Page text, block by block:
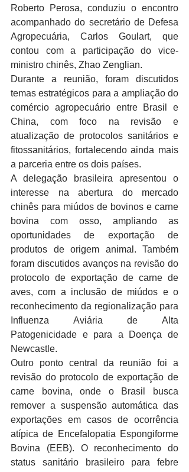
Roberto Perosa, conduziu o encontro
acompanhado do secretário de Defesa
Agropecuária, Carlos Goulart, que
contou com a participação do vice-
ministro chinês, Zhao Zenglian.
Durante a reunião, foram discutidos
temas estratégicos para a ampliação do
comércio agropecuário entre Brasil e
China, com foco na revisão e
atualização de protocolos sanitários e
fitossanitários, fortalecendo ainda mais
a parceria entre os dois países.
A delegação brasileira apresentou o
interesse na abertura do mercado
chinês para miúdos de bovinos e carne
bovina com osso, ampliando as
oportunidades de exportação de
produtos de origem animal. Também
foram discutidos avanços na revisão do
protocolo de exportação de carne de
aves, com a inclusão de miúdos e o
reconhecimento da regionalização para
Influenza Aviária de Alta
Patogenicidade e para a Doença de
Newcastle.
Outro ponto central da reunião foi a
revisão do protocolo de exportação de
carne bovina, onde o Brasil busca
remover a suspensão automática das
exportações em casos de ocorrência
atípica de Encefalopatia Espongiforme
Bovina (EEB). O reconhecimento do
status sanitário brasileiro para febre